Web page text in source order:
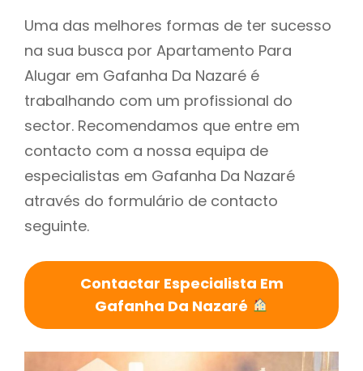
Uma das melhores formas de ter sucesso
na sua busca por Apartamento Para
Alugar em Gafanha Da Nazaré é
trabalhando com um profissional do
sector. Recomendamos que entre em
contacto com a nossa equipa de
especialistas em Gafanha Da Nazaré
através do formulário de contacto
seguinte.
Contactar Especialista Em
Gafanha Da Nazaré